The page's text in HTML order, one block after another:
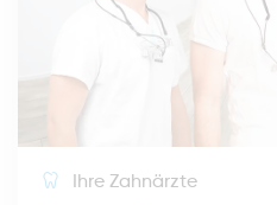
Ihre Zahnärzte